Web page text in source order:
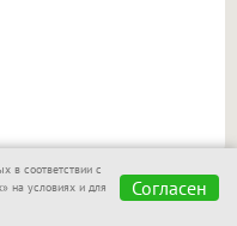
HTML,
будет
в соответствии с
на условиях и для
Согласен